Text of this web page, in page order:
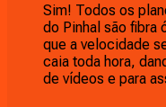
Sim! Todos os
do Pinhal são fibra
que a velocidade
caia toda hora,
de vídeos e para